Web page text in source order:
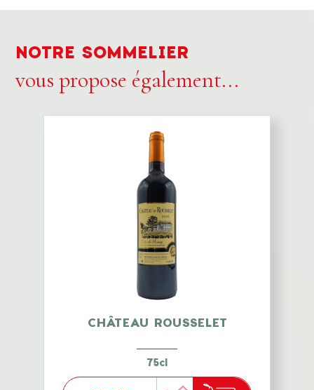
NOTRE SOMMELIER
vous propose également...
CHÂTEAU ROUSSELET
75cl